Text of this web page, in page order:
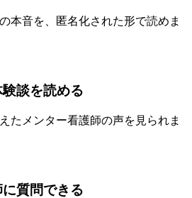
本音を、匿名化された形で読めま
談を読める
たメンター看護師の声を見られま
質問できる